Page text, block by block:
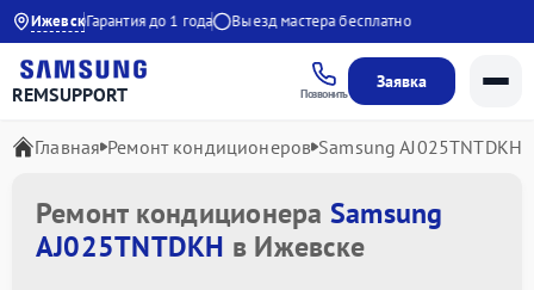
Ижевск
20:30 Гарантия до 1 года Выезд мастера бесплатно
REMSUPPORT Позвонить
Заявка
Главная Ремонт кондиционеров Samsung AJ025TNTDKH
Ремонт кондиционера Samsung
AJ025TNTDKH в Ижевске